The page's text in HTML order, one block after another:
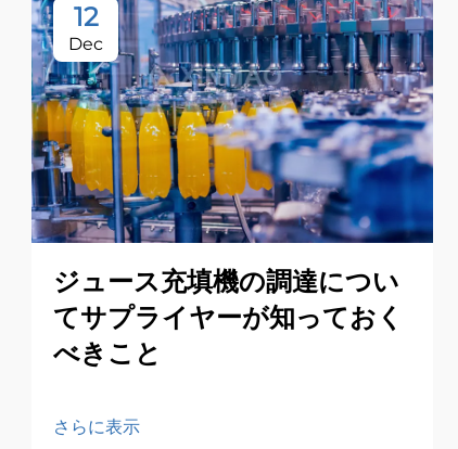
12
Dec
ジュース充填機の調達につい
てサプライヤーが知っておく
べきこと
さらに表示